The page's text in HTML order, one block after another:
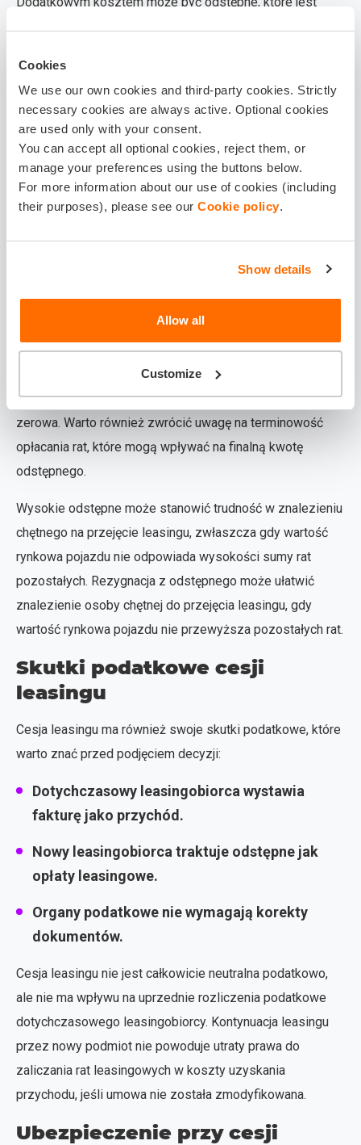
Cookies
We use our own cookies and third-party cookies. Strictly
necessary cookies are always active. Optional cookies
are used only with your consent.
You can accept all optional cookies, reject them, or
manage your preferences using the buttons below.
For more information about our use of cookies (including
their purposes), please see our Cookie policy.
Show details
Allow all
Customize
Jedną z korzyści cesji leasingu jest możliwość uzyskania
dodatkowych funduszy poprzez odstępne, co może być
atrakcyjną opcją dla leasingobiorcy. Ważne jest, aby
dokładnie przeanalizować wszystkie koszty i korzyści
związane z cesją leasingu przed podjęciem decyzji.
Odstępne leasingu
różnica między sumą wszystkich pozostałych do spłaty
rat a wartością rynkową samochodu. Wysokość
odstępnego często zależy od wartości rynkowej
przekazywanego pojazdu i sumy pozostałych rat. Większy
spłacony kapitał skutkuje wyższą kwotą odstępnego, a
przy małej spłacie rat kwota może być niewielka lub
zerowa. Warto również zwrócić uwagę na terminowość
opłacania rat, które mogą wpływać na finalną kwotę
odstępnego.
Wysokie odstępne może stanowić trudność w znalezieniu
chętnego na przejęcie leasingu, zwłaszcza gdy wartość
rynkowa pojazdu nie odpowiada wysokości sumy rat
pozostałych. Rezygnacja z odstępnego może ułatwić
znalezienie osoby chętnej do przejęcia leasingu, gdy
wartość rynkowa pojazdu nie przewyższa pozostałych rat.
Skutki podatkowe cesji
leasingu
Cesja leasingu ma również swoje skutki podatkowe, które
warto znać przed podjęciem decyzji:
Dotychczasowy leasingobiorca wystawia
fakturę jako przychód.
Nowy leasingobiorca traktuje odstępne jak
opłaty leasingowe.
Organy podatkowe nie wymagają korekty
dokumentów.
Cesja leasingu nie jest całkowicie neutralna podatkowo,
ale nie ma wpływu na uprzednie rozliczenia podatkowe
dotychczasowego leasingobiorcy. Kontynuacja leasingu
przez nowy podmiot nie powoduje utraty prawa do
zaliczania rat leasingowych w koszty uzyskania
przychodu, jeśli umowa nie została zmodyfikowana.
Ubezpieczenie przy cesji